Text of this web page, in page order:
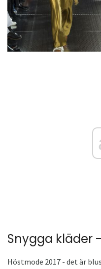
Snygga kläder
Höstmode 2017 - det är